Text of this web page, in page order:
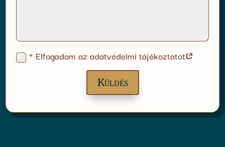
* Elfogadom az adatvédelmi tájékoztatót